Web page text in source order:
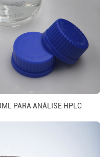
PARA ANÁLISE HPLC